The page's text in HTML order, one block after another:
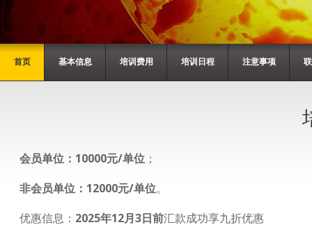
首页 基本信息 培训费用 培训日程 注意事项
会员单位：10000元/单位 ；
非会员单位：12000元/单位。
优惠信息： 2025年12月3日前汇款成功享九折优惠